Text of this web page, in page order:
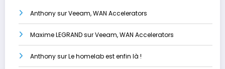
AnthonysurVeeam, WAN Accelerators
Maxime LEGRANDsurVeeam, WAN Accelerators
AnthonysurLe homelab est enfin là !